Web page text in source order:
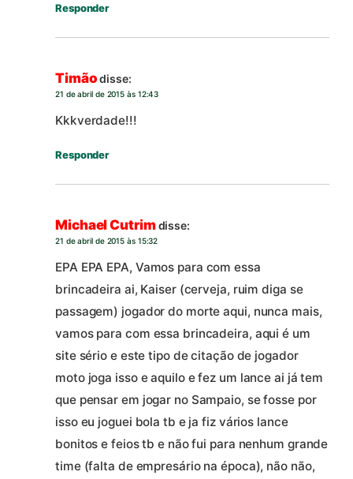
Responder
Timão disse:
21 de abril de 2015 às 12:43
Kkkverdade!!!
Responder
Michael Cutrimdisse:
21 de abril de 2015 às 15:32
EPA EPA EPA, Vamos para com essa
brincadeira ai, Kaiser (cerveja, ruim diga se
passagem) jogador do morte aqui, nunca mais,
vamos para com essa brincadeira, aqui é um
site sério e este tipo de citação de jogador
moto joga isso e aquilo e fez um lance ai já tem
que pensar em jogar no Sampaio, se fosse por
isso eu joguei bola tb e ja fiz vários lance
bonitos e feios tb e não fui para nenhum grande
time (falta de empresário na época), não não,